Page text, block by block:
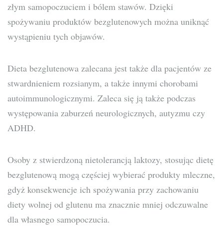
złym samopoczuciem i bólem stawów. Dzięki
spożywaniu produktów bezglutenowych można uniknąć
wystąpieniu tych objawów.
Dieta bezglutenowa zalecana jest także dla pacjentów ze
stwardnieniem rozsianym, a także innymi chorobami
autoimmunologicznymi. Zaleca się ją także podczas
występowania zaburzeń neurologicznych, autyzmu czy
ADHD.
Osoby z stwierdzoną nietolerancją laktozy, stosując dietę
bezglutenową mogą częściej wybierać produkty mleczne,
gdyż konsekwencje ich spożywania przy zachowaniu
diety wolnej od glutenu ma znacznie mniej odczuwalne
dla własnego samopoczucia.